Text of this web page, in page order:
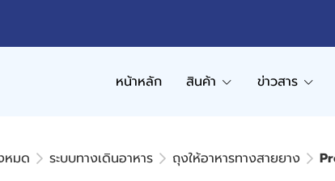
หน้าหลัก สินค้า ข่าวสาร
หมด ระบบทางเดินอาหาร ถุงให้อาหารทางสายยาง